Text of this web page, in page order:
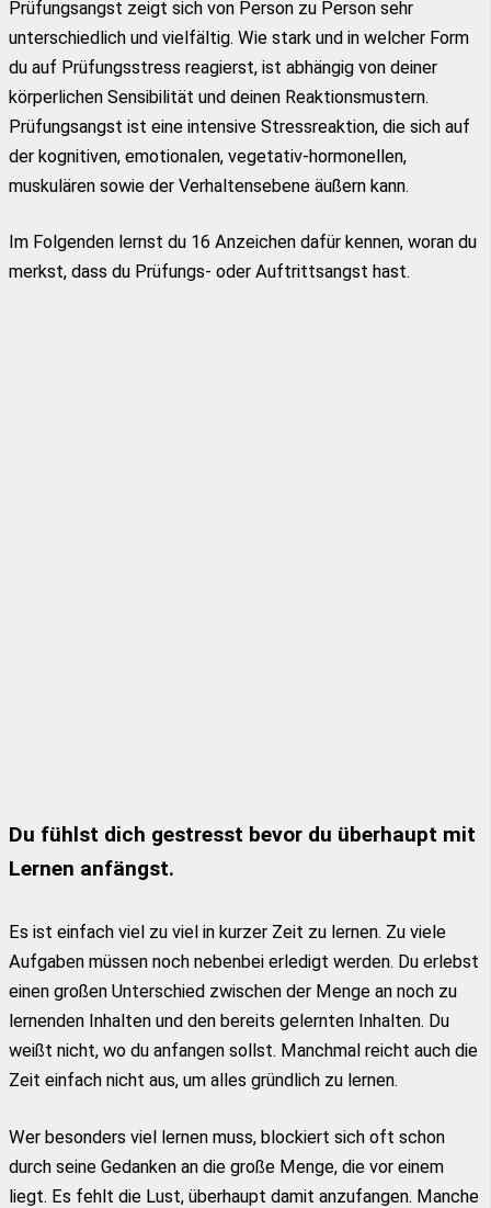
Prüfungsangst zeigt sich von Person zu Person sehr
unterschiedlich und vielfältig. Wie stark und in welcher Form
du auf Prüfungsstress reagierst, ist abhängig von deiner
körperlichen Sensibilität und deinen Reaktionsmustern.
Prüfungsangst ist eine intensive Stressreaktion, die sich auf
der kognitiven, emotionalen, vegetativ-hormonellen,
muskulären sowie der Verhaltensebene äußern kann.
Im Folgenden lernst du 16 Anzeichen dafür kennen, woran du
merkst, dass du Prüfungs- oder Auftrittsangst hast.
Du fühlst dich gestresst bevor du überhaupt mit
Lernen anfängst.
Es ist einfach viel zu viel in kurzer Zeit zu lernen. Zu viele
Aufgaben müssen noch nebenbei erledigt werden. Du erlebst
einen großen Unterschied zwischen der Menge an noch zu
lernenden Inhalten und den bereits gelernten Inhalten. Du
weißt nicht, wo du anfangen sollst. Manchmal reicht auch die
Zeit einfach nicht aus, um alles gründlich zu lernen.
Wer besonders viel lernen muss, blockiert sich oft schon
durch seine Gedanken an die große Menge, die vor einem
liegt. Es fehlt die Lust, überhaupt damit anzufangen. Manche